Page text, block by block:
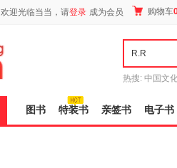
欢迎光临当当，请登录 成为会员 购物车
热搜: 中国文
图书 特装书 亲签书 电子书